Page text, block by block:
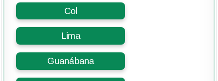
Col
Lima
Guanábana